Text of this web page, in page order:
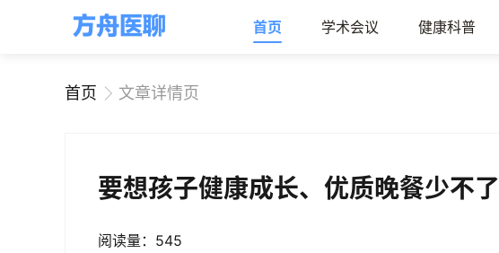
首页 学术会议 健康科普
首页 文章详情页
要想孩子健康成长、优质晚餐少不了
阅读量：545